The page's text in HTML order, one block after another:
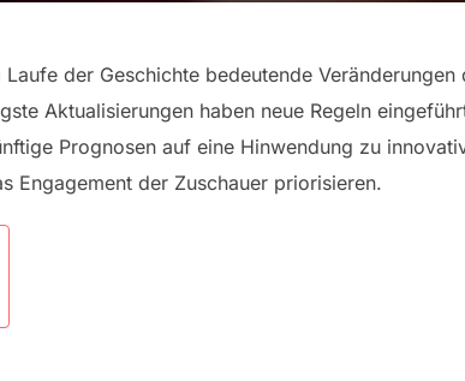
der Geschichte bedeutende
Aktualisierungen haben neue Regeln
Prognosen auf eine Hinwendung zu
Engagement der Zuschauer priorisieren.